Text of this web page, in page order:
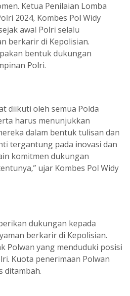
Ketua Penilaian Lomba
2024, Kombes Pol Widy
awal Polri selalu
berkarir di Kepolisian.
bentuk dukungan
Polri.
diikuti oleh semua Polda
harus menunjukkan
dalam bentuk tulisan dan
tergantung pada inovasi dan
komitmen dukungan
ujar Kombes Pol Widy
dukungan kepada
berkarir di Kepolisian.
Polwan yang menduduki posisi
Kuota penerimaan Polwan
ditambah.